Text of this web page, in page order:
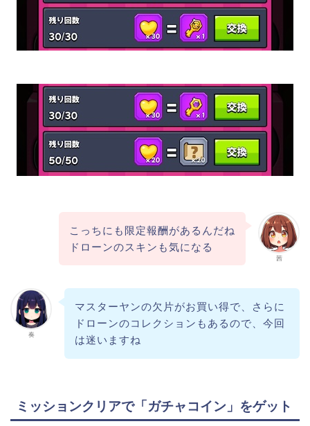
茜
こっちにも限定報酬があるんだね
ドローンのスキンも気になる
奏
マスターヤンの欠片がお買い得で、さらに
ドローンのコレクションもあるので、今回
は迷いますね
ミッションクリアで「ガチャコイン」をゲット